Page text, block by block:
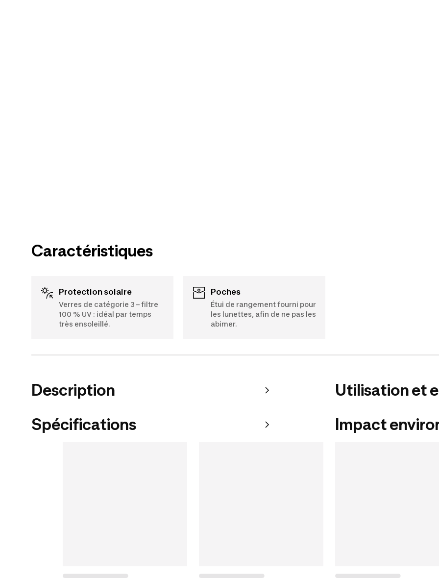
Caractéristiques
Protection solaire
Verres de catégorie 3 – filtre
100 % UV : idéal par temps
très ensoleillé.
Poches
Étui de rangement fourni pour
les lunettes, afin de ne pas les
abimer.
Description
Spécifications
Utilisation et
Impact